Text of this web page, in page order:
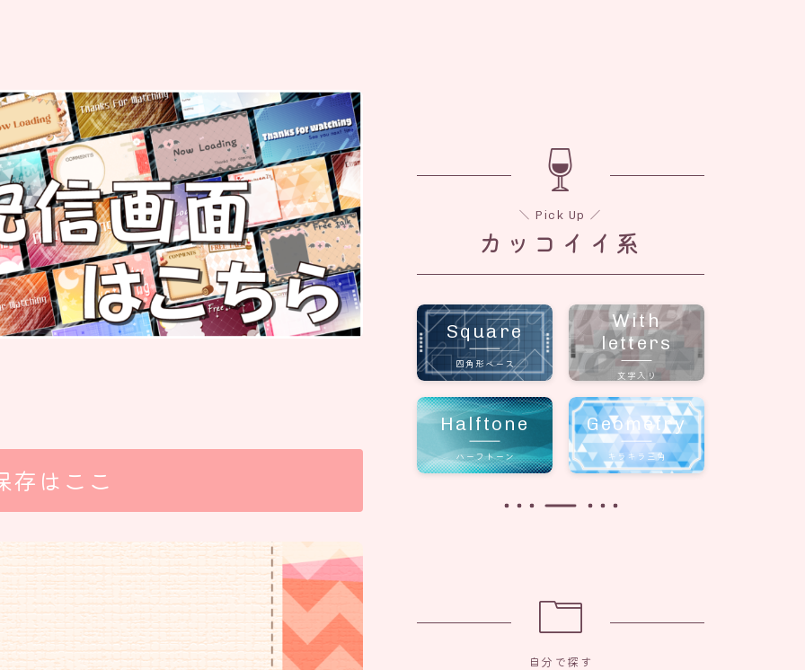
存はここ
＼ Pick Up ／
カッコイイ系
四角形ベース
Square
文字入り
With
letters
ハーフトーン
Halftone
キラキラ三角
Geometry
自分で探す